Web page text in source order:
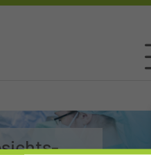
,